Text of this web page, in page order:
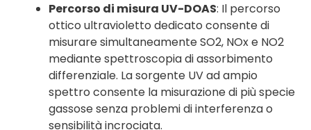
Percorso di misura UV-DOAS: Il percorso
ottico ultravioletto dedicato consente di
misurare simultaneamente SO2, NOx e NO2
mediante spettroscopia di assorbimento
differenziale. La sorgente UV ad ampio
spettro consente la misurazione di più specie
gassose senza problemi di interferenza o
sensibilità incrociata.